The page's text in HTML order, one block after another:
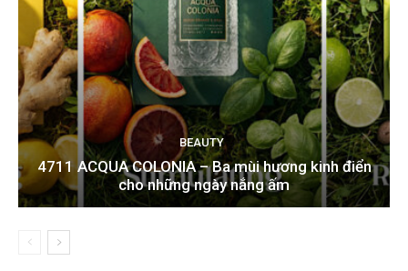
BEAUTY
4711 ACQUA COLONIA – Ba mùi hương kinh điển
cho những ngày nắng ấm